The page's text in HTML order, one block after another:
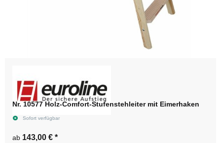
Nr. 10577 Holz-Comfort-Stufenstehleiter mit Eimerhaken
Sofort verfügbar
ab 143,00 € *